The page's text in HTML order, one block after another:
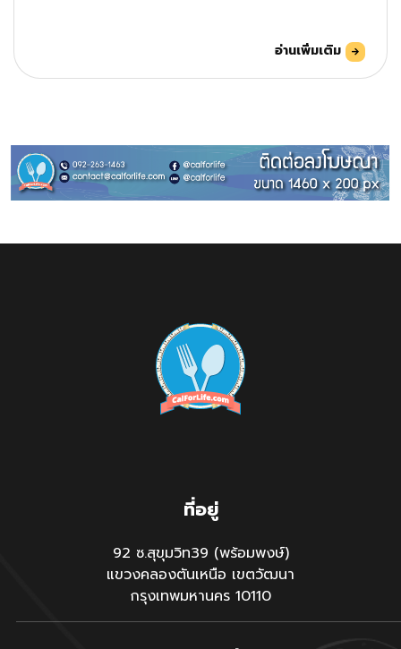
อ่านเพิ่มเติม
ที่อยู่
92 ซ.สุขุมวิท39 (พร้อมพงษ์)
แขวงคลองตันเหนือ เขตวัฒนา
กรุงเทพมหานคร 10110